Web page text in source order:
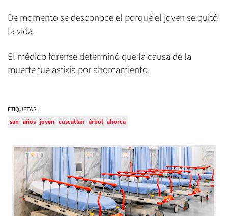
De momento se desconoce el porqué el joven se quitó
la vida.
El médico forense determinó que la causa de la
muerte fue asfixia por ahorcamiento.
ETIQUETAS:
san años joven cuscatlan árbol ahorca